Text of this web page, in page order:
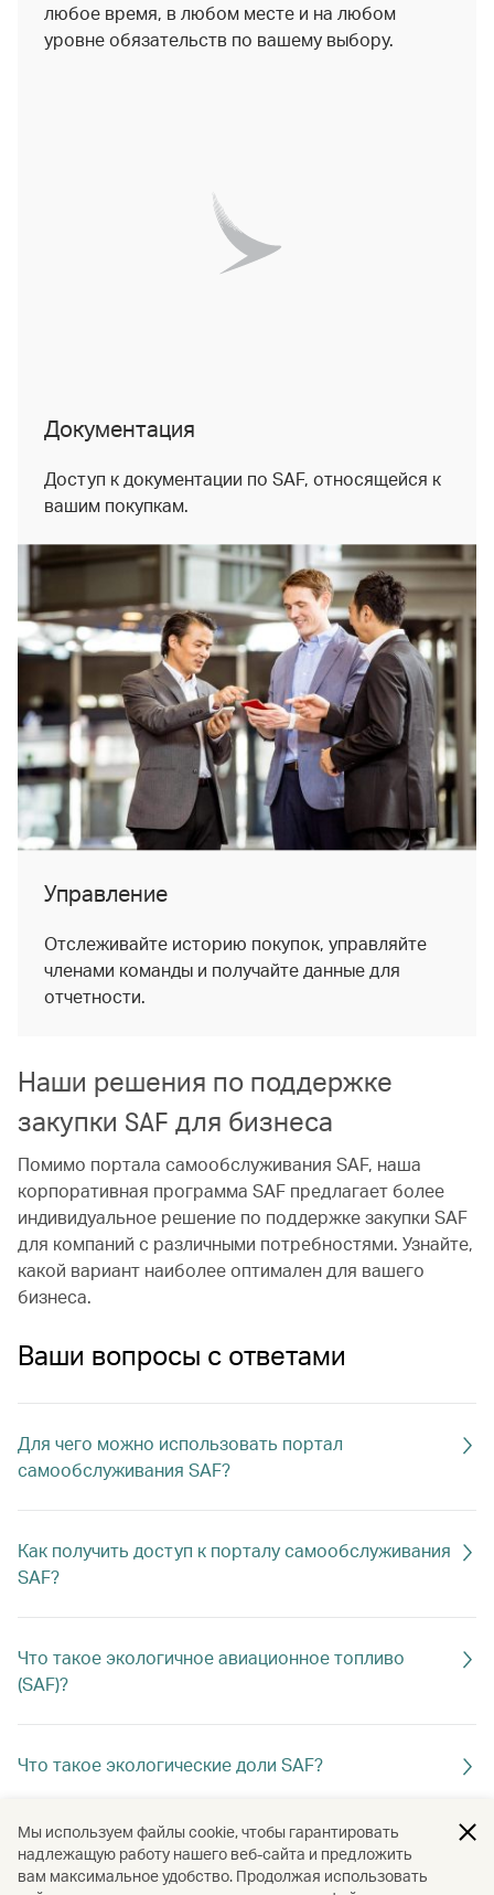
любое время, в любом месте и на любом
уровне обязательств по вашему выбору.
Документация
Доступ к документации по SAF, относящейся к
вашим покупкам.
Управление
Отслеживайте историю покупок, управляйте
членами команды и получайте данные для
отчетности.
Наши решения по поддержке
закупки SAF для бизнеса
Помимо портала самообслуживания SAF, наша
корпоративная программа SAF предлагает более
индивидуальное решение по поддержке закупки SAF
для компаний с различными потребностями. Узнайте,
какой вариант наиболее оптимален для вашего
бизнеса.
Ваши вопросы с ответами
Для чего можно использовать портал
самообслуживания SAF?
Как получить доступ к порталу самообслуживания
SAF?
Что такое экологичное авиационное топливо
(SAF)?
Что такое экологические доли SAF?
Будет ли взнос SAF использоваться на моем
рейсе?
Мы используем файлы cookie, чтобы гарантировать
надлежащую работу нашего веб-сайта и предложить
вам максимальное удобство. Продолжая использовать